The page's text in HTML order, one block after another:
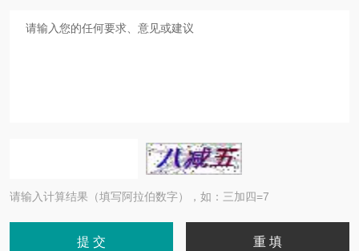
请输入计算结果（填写阿拉伯数字），如：三加四=7